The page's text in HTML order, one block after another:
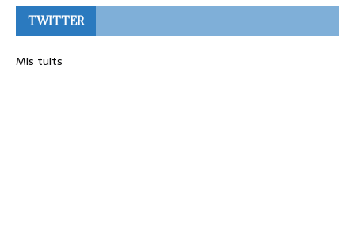
TWITTER
Mis tuits